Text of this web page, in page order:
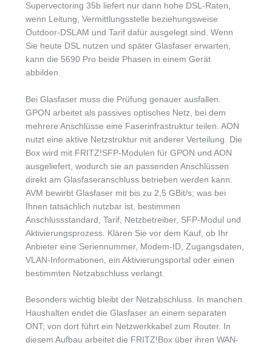
Supervectoring 35b liefert nur dann hohe DSL-Raten,
wenn Leitung, Vermittlungsstelle beziehungsweise
Outdoor-DSLAM und Tarif dafür ausgelegt sind. Wenn
Sie heute DSL nutzen und später Glasfaser erwarten,
kann die 5690 Pro beide Phasen in einem Gerät
abbilden.
Bei Glasfaser muss die Prüfung genauer ausfallen.
GPON arbeitet als passives optisches Netz, bei dem
mehrere Anschlüsse eine Faserinfrastruktur teilen. AON
nutzt eine aktive Netzstruktur mit anderer Verteilung. Die
Box wird mit FRITZ!SFP-Modulen für GPON und AON
ausgeliefert, wodurch sie an passenden Anschlüssen
direkt am Glasfaseranschluss betrieben werden kann.
AVM bewirbt Glasfaser mit bis zu 2,5 GBit/s; was bei
Ihnen tatsächlich nutzbar ist, bestimmen
Anschlussstandard, Tarif, Netzbetreiber, SFP-Modul und
Aktivierungsprozess. Klären Sie vor dem Kauf, ob Ihr
Anbieter eine Seriennummer, Modem-ID, Zugangsdaten,
VLAN-Informationen, ein Aktivierungsportal oder einen
bestimmten Netzabschluss verlangt.
Besonders wichtig bleibt der Netzabschluss. In manchen
Haushalten endet die Glasfaser an einem separaten
ONT; von dort führt ein Netzwerkkabel zum Router. In
diesem Aufbau arbeitet die FRITZ!Box über ihren WAN-